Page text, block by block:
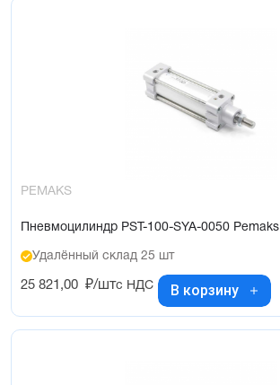
PEMAKS
Пневмоцилиндр PST-100-SYA-0050 Pemaks
Удалённый склад 25 шт
25 821,00 ₽/штс НДС В корзину